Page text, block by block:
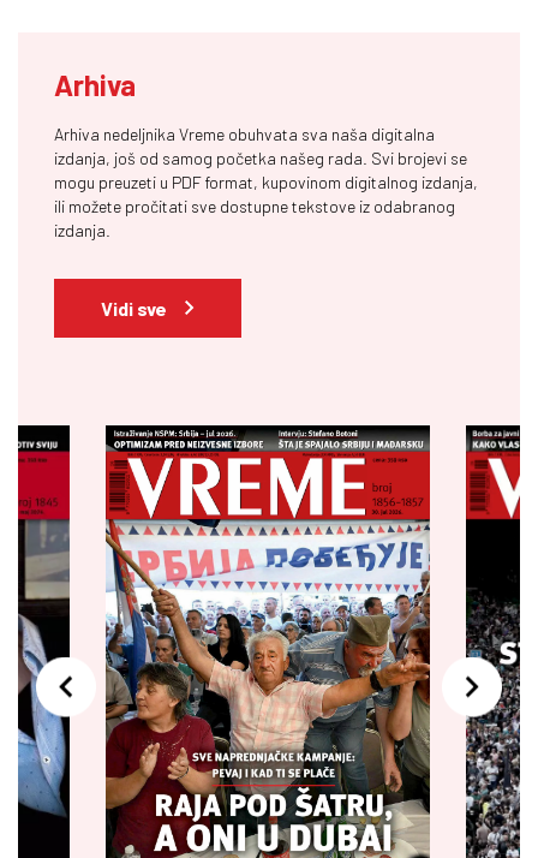
Arhiva
Arhiva nedeljnika Vreme obuhvata sva naša digitalna
izdanja, još od samog početka našeg rada. Svi brojevi se
mogu preuzeti u PDF format, kupovinom digitalnog izdanja,
ili možete pročitati sve dostupne tekstove iz odabranog
izdanja.
Vidi sve